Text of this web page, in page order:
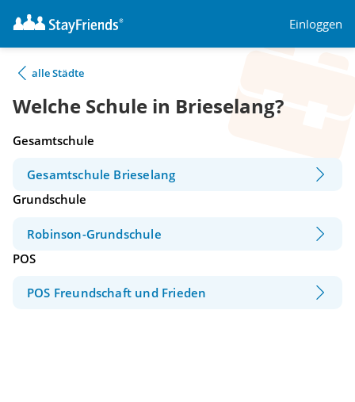
Einloggen
alle Städte
Welche Schule in Brieselang?
Gesamtschule
Gesamtschule Brieselang
Grundschule
Robinson-Grundschule
POS
POS Freundschaft und Frieden